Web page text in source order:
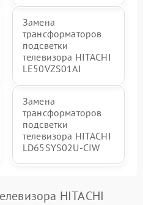
Замена
трансформаторов
подсветки
телевизора HITACHI
LE50VZS01AI
Замена
трансформаторов
подсветки
телевизора HITACHI
LD65SYS02U-CIW
HITACHI